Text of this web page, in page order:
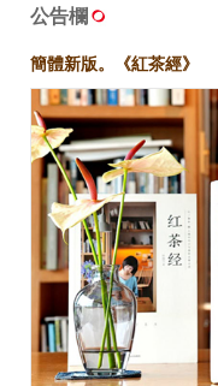
公告欄
簡體新版。《紅茶經》